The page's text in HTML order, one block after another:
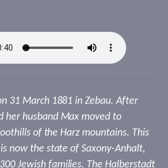
31 March 1881 in Zebau. After
her husband Max moved to
of the Harz mountains. This
now the state of Saxony-Anhalt,
Jewish families. The Halberstadt